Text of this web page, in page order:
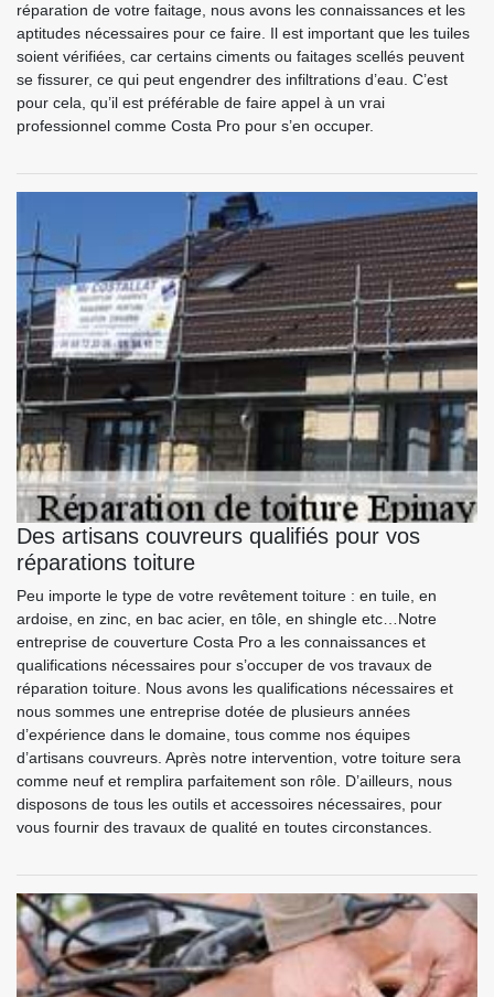
réparation de votre faitage, nous avons les connaissances et les
aptitudes nécessaires pour ce faire. Il est important que les tuiles
soient vérifiées, car certains ciments ou faitages scellés peuvent
se fissurer, ce qui peut engendrer des infiltrations d’eau. C’est
pour cela, qu’il est préférable de faire appel à un vrai
professionnel comme Costa Pro pour s’en occuper.
Des artisans couvreurs qualifiés pour vos
réparations toiture
Peu importe le type de votre revêtement toiture : en tuile, en
ardoise, en zinc, en bac acier, en tôle, en shingle etc…Notre
entreprise de couverture Costa Pro a les connaissances et
qualifications nécessaires pour s’occuper de vos travaux de
réparation toiture. Nous avons les qualifications nécessaires et
nous sommes une entreprise dotée de plusieurs années
d’expérience dans le domaine, tous comme nos équipes
d’artisans couvreurs. Après notre intervention, votre toiture sera
comme neuf et remplira parfaitement son rôle. D’ailleurs, nous
disposons de tous les outils et accessoires nécessaires, pour
vous fournir des travaux de qualité en toutes circonstances.